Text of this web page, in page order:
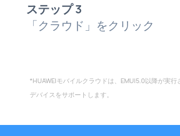
ステップ 3
「クラウド」をクリック
*HUAWEIモバイルクラウドは、EMUI5.0以降が実
デバイスをサポートします。